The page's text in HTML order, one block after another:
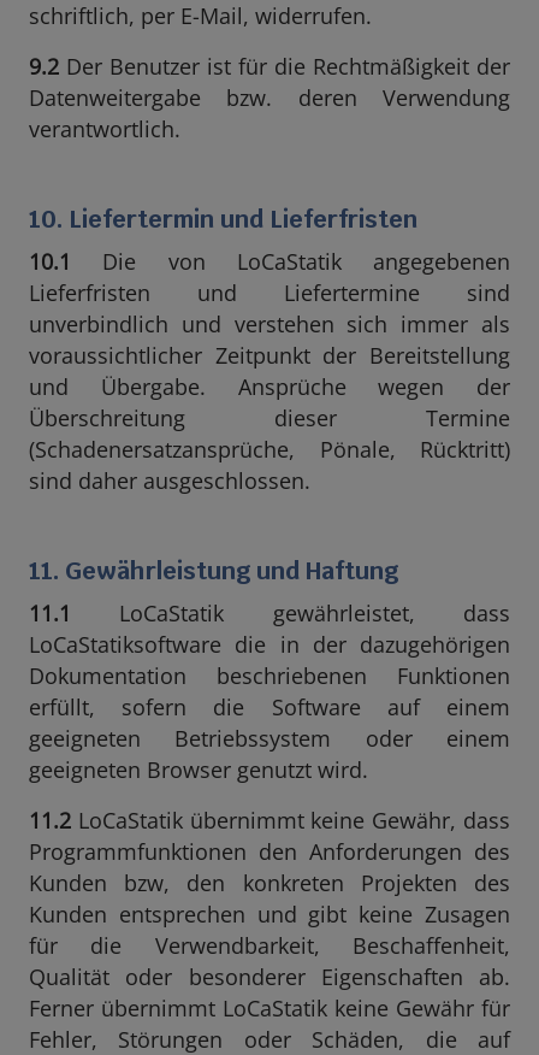
schriftlich, per E-Mail, widerrufen.
9.2 Der Benutzer ist für die Rechtmäßigkeit der
Datenweitergabe bzw. deren Verwendung
verantwortlich.
10. Liefertermin und Lieferfristen
10.1
Die von LoCaStatik angegebenen
Lieferfristen und Liefertermine sind
unverbindlich und verstehen sich immer als
voraussichtlicher Zeitpunkt der Bereitstellung
und Übergabe. Ansprüche wegen der
Überschreitung dieser Termine
(Schadenersatzansprüche, Pönale, Rücktritt)
sind daher ausgeschlossen.
11. Gewährleistung und Haftung
11.1
LoCaStatik gewährleistet, dass
LoCaStatiksoftware die in der dazugehörigen
Dokumentation beschriebenen Funktionen
erfüllt, sofern die Software auf einem
geeigneten Betriebssystem oder einem
geeigneten Browser genutzt wird.
11.2 LoCaStatik übernimmt keine Gewähr, dass
Programmfunktionen den Anforderungen des
Kunden bzw, den konkreten Projekten des
Kunden entsprechen und gibt keine Zusagen
für die Verwendbarkeit, Beschaffenheit,
Qualität oder besonderer Eigenschaften ab.
Ferner übernimmt LoCaStatik keine Gewähr für
Fehler, Störungen oder Schäden, die auf